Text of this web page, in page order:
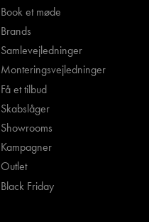
Book et møde
Brands
Samlevejledninger
Monteringsvejledninger
Få et tilbud
Skabslåger
Showrooms
Kampagner
Outlet
Black Friday